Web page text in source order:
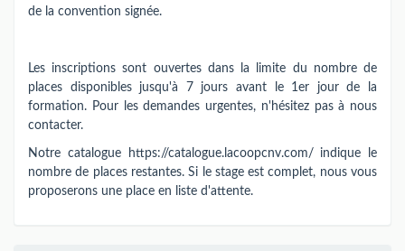
de la convention signée.
Les inscriptions sont ouvertes dans la limite du nombre de
places disponibles jusqu'à 7 jours avant le 1er jour de la
formation. Pour les demandes urgentes, n'hésitez pas à nous
contacter.
Notre catalogue https://catalogue.lacoopcnv.com/ indique le
nombre de places restantes. Si le stage est complet, nous vous
proposerons une place en liste d'attente.